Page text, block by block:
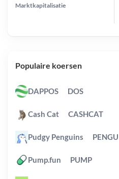
Marktkapitalisatie
Populaire koersen
DAPPOS DOS
Cash Cat CASHCAT
Pudgy Penguins PENGU
Pump.fun PUMP